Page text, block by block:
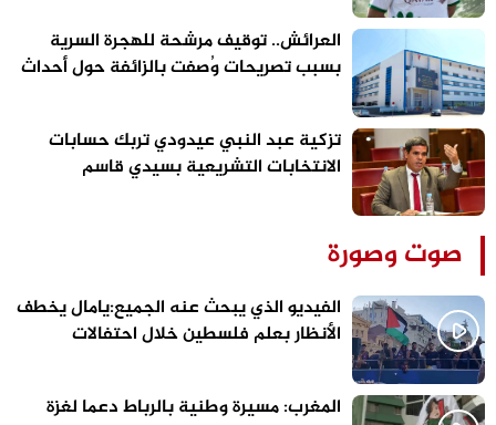
العرائش.. توقيف مرشحة للهجرة السرية
بسبب تصريحات وُصفت بالزائفة حول أحداث
تزكية عبد النبي عيدودي تربك حسابات
الانتخابات التشريعية بسيدي قاسم
صوت وصورة
الفيديو الذي يبحث عنه الجميع:يامال يخطف
الأنظار بعلم فلسطين خلال احتفالات
المغرب: مسيرة وطنية بالرباط دعما لغزة